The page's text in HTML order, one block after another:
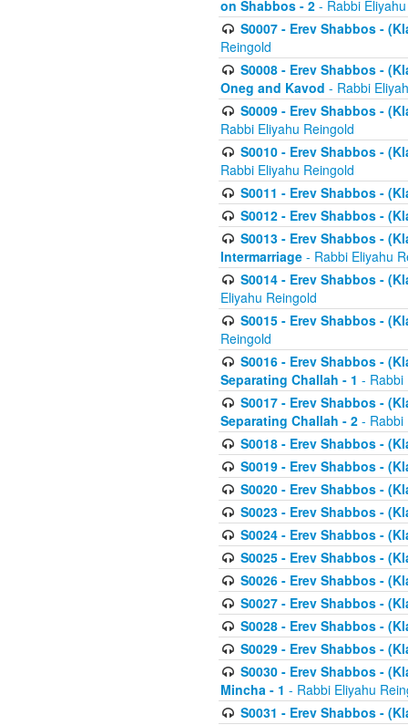
on Shabbos - 2 - Rabbi
S0007 - Erev Shabbos -
Reingold
S0008 - Erev Shabbos -
Oneg and Kavod - Rabbi
S0009 - Erev Shabbos -
Rabbi Eliyahu Reingold
S0010 - Erev Shabbos -
Rabbi Eliyahu Reingold
S0011 - Erev Shabbos -
S0012 - Erev Shabbos -
S0013 - Erev Shabbos -
Intermarriage - Rabbi Eliyahu
S0014 - Erev Shabbos -
Eliyahu Reingold
S0015 - Erev Shabbos -
Reingold
S0016 - Erev Shabbos -
Separating Challah - 1 - Rabbi
S0017 - Erev Shabbos -
Separating Challah - 2 - Rabbi
S0018 - Erev Shabbos -
S0019 - Erev Shabbos -
S0020 - Erev Shabbos -
S0023 - Erev Shabbos -
S0024 - Erev Shabbos -
S0025 - Erev Shabbos -
S0026 - Erev Shabbos -
S0027 - Erev Shabbos -
S0028 - Erev Shabbos -
S0029 - Erev Shabbos -
S0030 - Erev Shabbos -
Mincha - 1 - Rabbi Eliyahu
S0031 - Erev Shabbos -